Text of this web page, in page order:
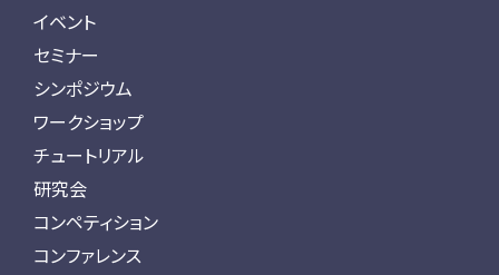
イベント
セミナー
シンポジウム
ワークショップ
チュートリアル
研究会
コンペティション
コンファレンス